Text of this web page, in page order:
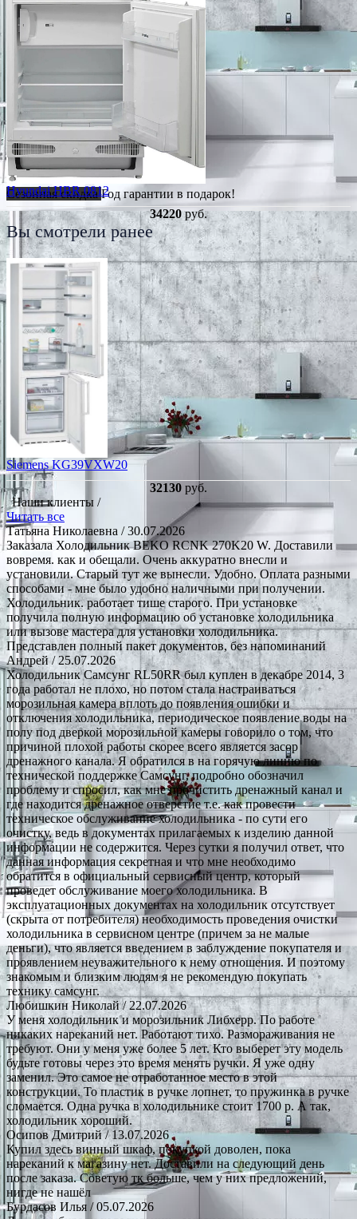
Сезонная скидкаГод гарантии в подарок!
Hyundai HBR 0812
34220руб.
Вы смотрели ранее
Siemens KG39VXW20
32130 руб.
Наши клиенты /
Читать все
Татьяна Николаевна / 30.07.2026
Заказала Холодильник BEKO RCNK 270K20 W. Доставили
вовремя. как и обещали. Очень аккуратно внесли и
установили. Старый тут же вынесли. Удобно. Оплата разными
способами - мне было удобно наличными при получении.
Холодильник. работает тише старого. При установке
получила полную информацию об установке холодильника
или вызове мастера для установки холодильника.
Представлен полный пакет документов, без напоминаний
Андрей/ 25.07.2026
Холодильник Самсунг RL50RR был куплен в декабре 2014, 3
года работал не плохо, но потом стала настраиваться
морозильная камера вплоть до появления ошибки и
отключения холодильника, периодическое появление воды на
полу под дверкой морозильной камеры говорило о том, что
причиной плохой работы скорее всего является засор
дренажного канала. Я обратился в на горячую линию по
технической поддержке Самсунг, подробно обозначил
проблему и спросил, как мне прочистить дренажный канал и
где находится дренажное отверстие т.е. как провести
техническое обслуживание холодильника - по сути его
очистку, ведь в документах прилагаемых к изделию данной
информации не содержится. Через сутки я получил ответ, что
данная информация секретная и что мне необходимо
обратится в официальный сервисный центр, который
проведет обслуживание моего холодильника. В
эксплуатационных документах на холодильник отсутствует
(скрыта от потребителя) необходимость проведения очистки
холодильника в сервисном центре (причем за не малые
деньги), что является введением в заблуждение покупателя и
проявлением неуважительного к нему отношения. И поэтому
знакомым и близким людям я не рекомендую покупать
технику самсунг.
Любишкин Николай/ 22.07.2026
У меня холодильник и морозильник Либхерр. По работе
никаких нареканий нет. Работают тихо. Размораживания не
требуют. Они у меня уже более 5 лет. Кто выберет эту модель
будьте готовы через это время менять ручки. Я уже одну
заменил. Это самое не отработанное место в этой
конструкции. То пластик в ручке лопнет, то пружинка в ручке
сломается. Одна ручка в холодильнике стоит 1700 р. А так,
холодильник хороший.
Осипов Дмитрий/ 13.07.2026
Купил здесь винный шкаф, покупкой доволен, пока
нареканий к магазину нет. Доставили на следующий день
после заказа. Советую тк больше, чем у них предложений,
нигде не нашёл
Бурдасов Илья / 05.07.2026